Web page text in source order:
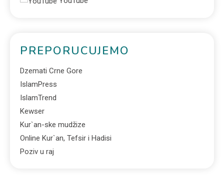
PREPORUCUJEMO
Dzemati Crne Gore
IslamPress
IslamTrend
Kewser
Kur`an-ske mudžize
Online Kur`an, Tefsir i Hadisi
Poziv u raj